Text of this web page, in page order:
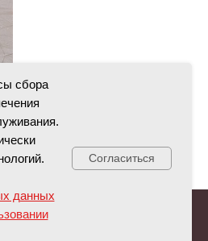
с нами!
коррупции
сбора
данных
Согласиться